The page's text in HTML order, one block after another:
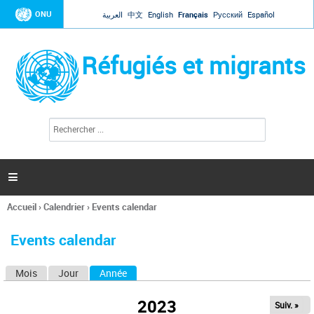
Jump to navigation
ONU العربية 中文 English Français Русский Español
Réfugiés et migrants
l
c
h
e

Vous
ici
Accueil›Calendrier› Events calendar
Events calendar
Mois Jour Année
2023 Suiv. »